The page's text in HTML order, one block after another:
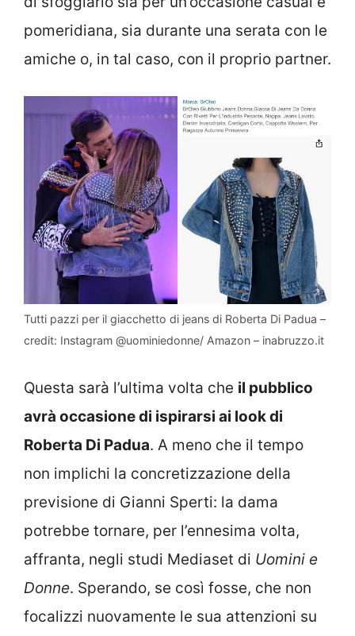
pomeridiana, sia durante una serata con le
amiche o, in tal caso, con il proprio partner.
Tutti pazzi per il giacchetto di jeans di Roberta Di Padua –
credit: Instagram @uominiedonne/ Amazon – inabruzzo.it
Questa sarà l’ultima volta che il pubblico
avrà occasione di ispirarsi ai look di
Roberta Di Padua. A meno che il tempo
non implichi la concretizzazione della
previsione di Gianni Sperti: la dama
potrebbe tornare, per l’ennesima volta,
affranta, negli studi Mediaset di Uomini e
Donne. Sperando, se così fosse, che non
focalizzi nuovamente le sua attenzioni su